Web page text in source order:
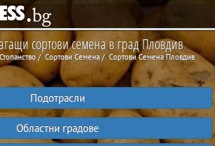
сортови семена в град Пловдив
Сортови Семена Сортови Семена Пловдив
Подотрасли
Областни градове